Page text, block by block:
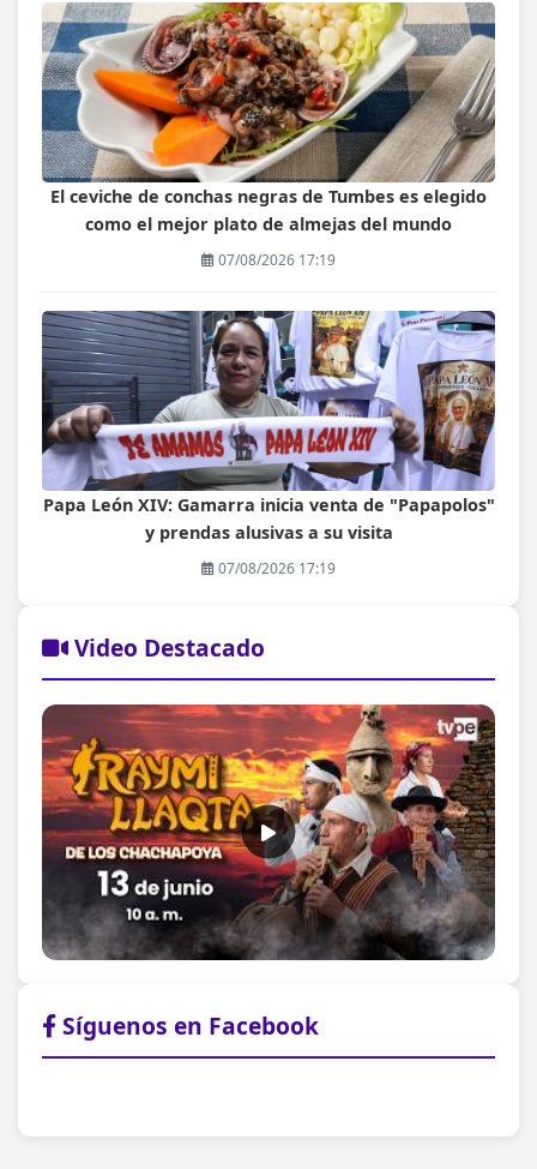
El ceviche de conchas negras de Tumbes es elegido
como el mejor plato de almejas del mundo
07/08/2026 17:19
Papa León XIV: Gamarra inicia venta de "Papapolos"
y prendas alusivas a su visita
07/08/2026 17:19
Video Destacado
Síguenos en Facebook